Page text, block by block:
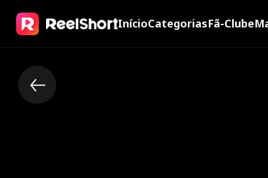
InícioCategoriasFã-Clube